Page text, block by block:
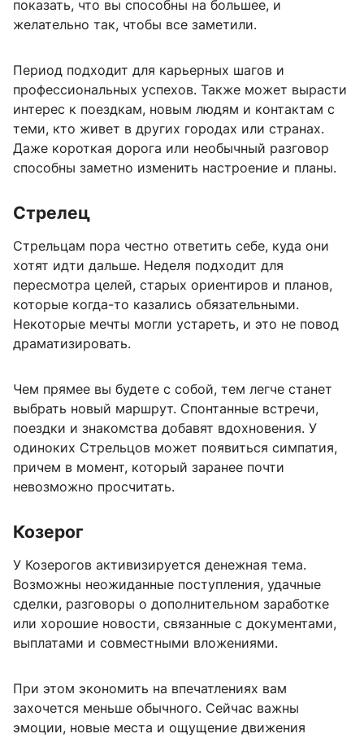
показать, что вы способны на большее, и
желательно так, чтобы все заметили.
Период подходит для карьерных шагов и
профессиональных успехов. Также может вырасти
интерес к поездкам, новым людям и контактам с
теми, кто живет в других городах или странах.
Даже короткая дорога или необычный разговор
способны заметно изменить настроение и планы.
Стрелец
Стрельцам пора честно ответить себе, куда они
хотят идти дальше. Неделя подходит для
пересмотра целей, старых ориентиров и планов,
которые когда-то казались обязательными.
Некоторые мечты могли устареть, и это не повод
драматизировать.
Чем прямее вы будете с собой, тем легче станет
выбрать новый маршрут. Спонтанные встречи,
поездки и знакомства добавят вдохновения. У
одиноких Стрельцов может появиться симпатия,
причем в момент, который заранее почти
невозможно просчитать.
Козерог
У Козерогов активизируется денежная тема.
Возможны неожиданные поступления, удачные
сделки, разговоры о дополнительном заработке
или хорошие новости, связанные с документами,
выплатами и совместными вложениями.
При этом экономить на впечатлениях вам
захочется меньше обычного. Сейчас важны
эмоции, новые места и ощущение движения